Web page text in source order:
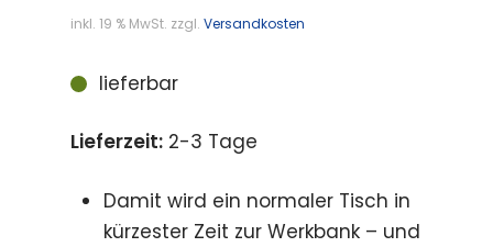
inkl. 19 % MwSt. zzgl. Versandkosten
lieferbar
Lieferzeit: 2-3 Tage
Damit wird ein normaler Tisch in
kürzester Zeit zur Werkbank – und